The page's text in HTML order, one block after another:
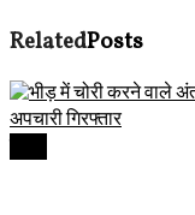
RelatedPosts